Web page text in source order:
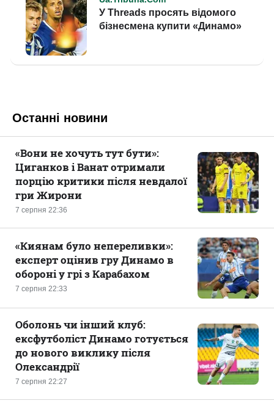
Останні новини
7 серпня 22:36
«Вони не хочуть тут бути»:
Циганков і Ванат отримали
порцію критики після невдалої
гри Жирони
7 серпня 22:33
«Киянам було непереливки»:
експерт оцінив гру Динамо в
обороні у грі з Карабахом
7 серпня 22:27
Оболонь чи інший клуб:
ексфутболіст Динамо готується
до нового виклику після
Олександрії